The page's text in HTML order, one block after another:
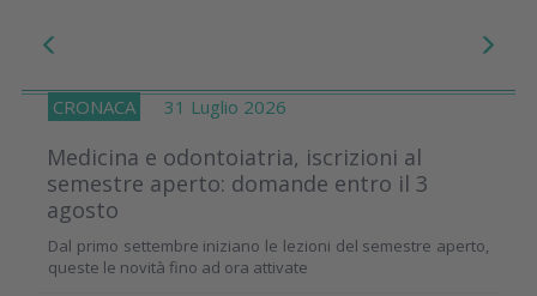
CRONACA 31 Luglio 2026
Medicina e odontoiatria, iscrizioni al
semestre aperto: domande entro il 3
agosto
Dal primo settembre iniziano le lezioni del semestre aperto,
queste le novità fino ad ora attivate